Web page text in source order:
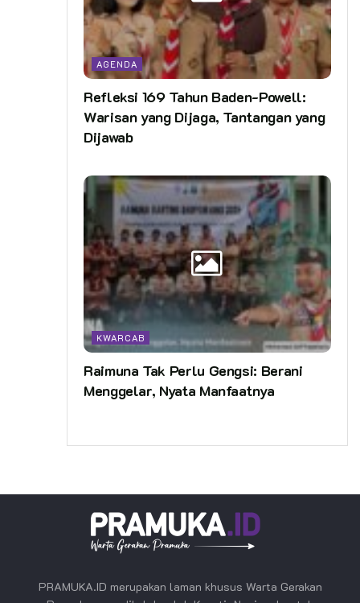
AGENDA
Refleksi 169 Tahun Baden-Powell:
Warisan yang Dijaga, Tantangan yang
Dijawab
KWARCAB
Raimuna Tak Perlu Gengsi: Berani
Menggelar, Nyata Manfaatnya
PRAMUKA.ID merupakan laman khusus Warta Gerakan